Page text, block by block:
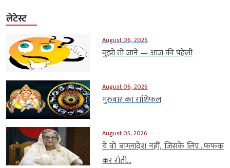
लेटेस्ट
August 06, 2026
बुझो तो जाने — आज की पहेली
August 06, 2026
गुरुवार का राशिफल
August 05, 2026
ये वो बांग्लादेश नहीं, जिसके लिए…फफक
कर रोती...